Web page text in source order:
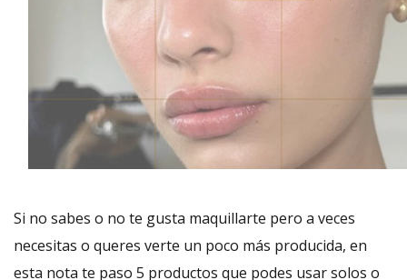
Si no sabes o no te gusta maquillarte pero a veces
necesitas o queres verte un poco más producida, en
esta nota te paso 5 productos que podes usar solos o